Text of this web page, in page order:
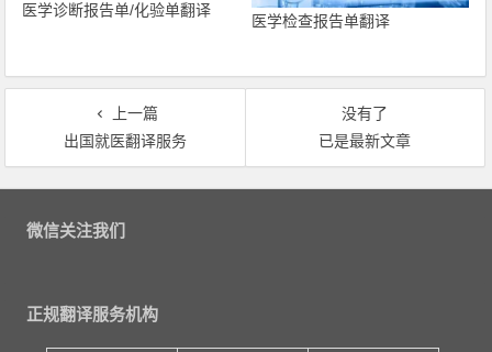
医学诊断报告单/化验单翻译
医学检查报告单翻译
上一篇
出国就医翻译服务
没有了
已是最新文章
文章导航
微信关注我们
正规翻译服务机构